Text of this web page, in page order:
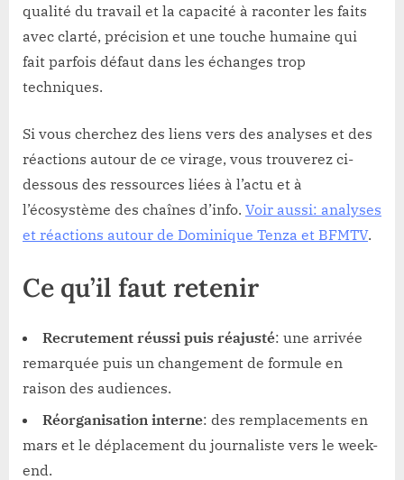
qualité du travail et la capacité à raconter les faits
avec clarté, précision et une touche humaine qui
fait parfois défaut dans les échanges trop
techniques.
Si vous cherchez des liens vers des analyses et des
réactions autour de ce virage, vous trouverez ci-
dessous des ressources liées à l’actu et à
l’écosystème des chaînes d’info. Voir aussi: analyses
et réactions autour de Dominique Tenza et BFMTV.
Ce qu’il faut retenir
Recrutement réussi puis réajusté: une arrivée
remarquée puis un changement de formule en
raison des audiences.
Réorganisation interne: des remplacements en
mars et le déplacement du journaliste vers le week-
end.